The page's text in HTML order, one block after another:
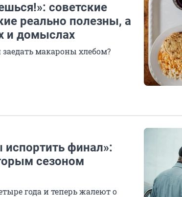
советские
реально полезны, а
и домыслах
макароны хлебом?
финал»:
сезоном
года и теперь жалеют о